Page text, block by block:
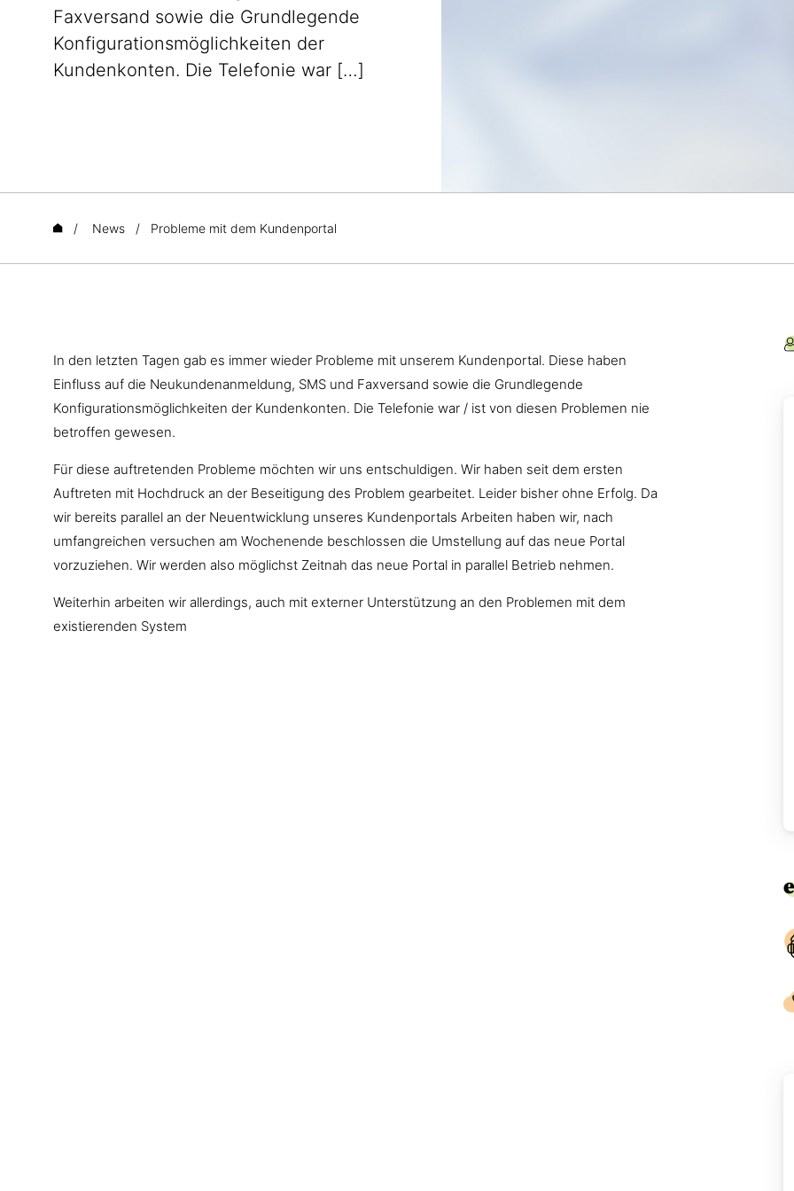
Faxversand sowie die Grundlegende
Konfigurationsmöglichkeiten der
Kundenkonten. Die Telefonie war […]
/ News / Probleme mit dem Kundenportal
In den letzten Tagen gab es immer wieder Probleme mit unserem Kundenportal. Diese haben
Einfluss auf die Neukundenanmeldung, SMS und Faxversand sowie die Grundlegende
Konfigurationsmöglichkeiten der Kundenkonten. Die Telefonie war / ist von diesen Problemen nie
betroffen gewesen.
Für diese auftretenden Probleme möchten wir uns entschuldigen. Wir haben seit dem ersten
Auftreten mit Hochdruck an der Beseitigung des Problem gearbeitet. Leider bisher ohne Erfolg. Da
wir bereits parallel an der Neuentwicklung unseres Kundenportals Arbeiten haben wir, nach
umfangreichen versuchen am Wochenende beschlossen die Umstellung auf das neue Portal
vorzuziehen. Wir werden also möglichst Zeitnah das neue Portal in parallel Betrieb nehmen.
Weiterhin arbeiten wir allerdings, auch mit externer Unterstützung an den Problemen mit dem
existierenden System